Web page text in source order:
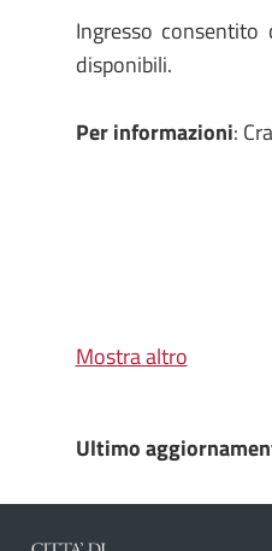
Ingresso
disponibili.
Per informazioni:
Mostra altro
Ultimo